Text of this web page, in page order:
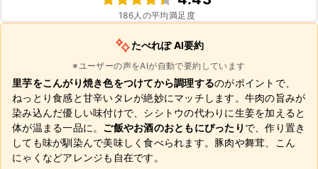
186人の平均満足度
たべれぽ AI要約
※ユーザーの声をAIが自動で要約しています
里芋をこんがり焼き色をつけてから調理するのがポイントで、
ねっとり食感と甘辛いタレが絶妙にマッチします。牛肉の旨みが
染み込んだ優しい味付けで、シシトウの代わりに生姜を加えると
体が温まる一品に。 ご飯やお酒のおともにぴったり で、作り置き
しても味が馴染んで美味しく食べられます。豚肉や舞茸、こん
にゃくなどアレンジも自在です。